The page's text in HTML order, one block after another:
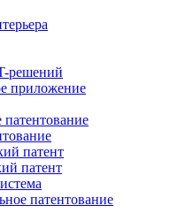
решений
приложение
патент
патент
патентование